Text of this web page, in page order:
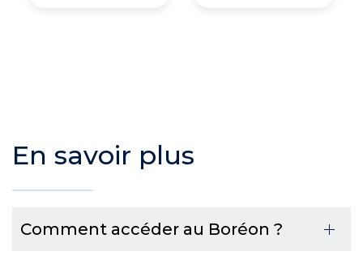
En savoir plus
Comment accéder au Boréon ?